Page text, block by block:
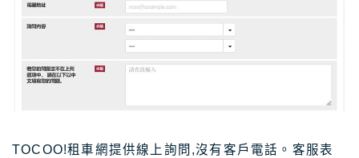
TOCOO!租車網提供線上詢問,沒有客戶電話。客服表